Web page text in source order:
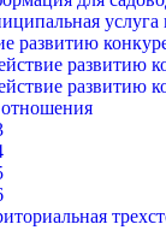
услуга
развитию
развитию
развитию